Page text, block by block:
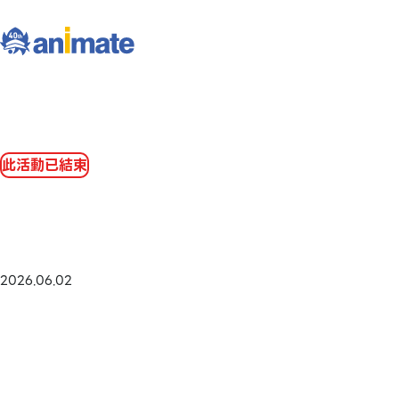
此活動已結束
2026.06.02